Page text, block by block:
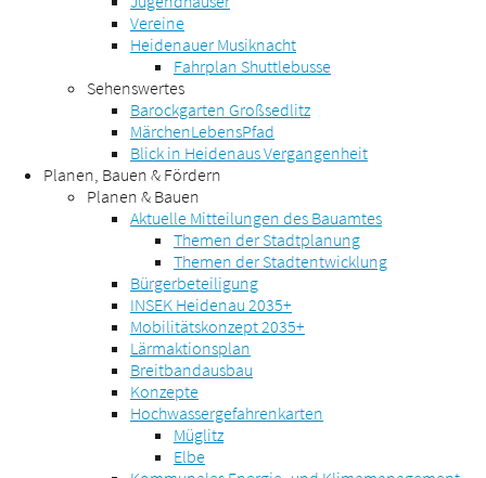
Vereine
Heidenauer Musiknacht
Fahrplan Shuttlebusse
Sehenswertes
Barockgarten Großsedlitz
MärchenLebensPfad
Blick in Heidenaus Vergangenheit
Planen, Bauen & Fördern
Planen & Bauen
Aktuelle Mitteilungen des Bauamtes
Themen der Stadtplanung
Themen der Stadtentwicklung
Bürgerbeteiligung
INSEK Heidenau 2035+
Mobilitätskonzept 2035+
Lärmaktionsplan
Breitbandausbau
Konzepte
Hochwassergefahrenkarten
Müglitz
Elbe